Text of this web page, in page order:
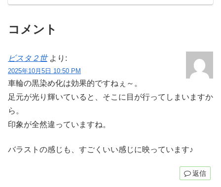
コメント
ビスタ２世 より:
2025年10月5日 10:50 PM
車輪の黒染め化は効果的ですねぇ～。
足元が光り輝いていると、そこに目が行ってしまいますか
ら。
印象が全然違っていますね。
バラストの感じも、すごくいい感じに映っています♪
返信